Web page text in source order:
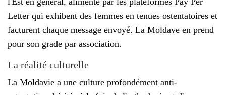
Letter qui exhibent des femmes en tenues ostentatoires et
facturent chaque message envoyé. La Moldave en prend
pour son grade par association.
La réalité culturelle
La Moldavie a une culture profondément anti-